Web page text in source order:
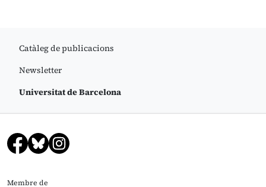
Catàleg de publicacions
Newsletter
Universitat de Barcelona
Membre de